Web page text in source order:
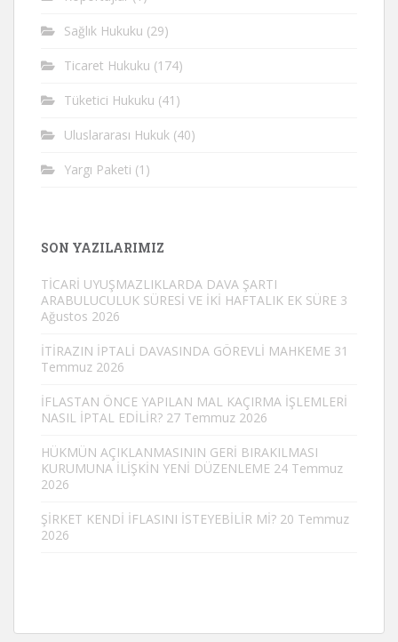
Sağlık Hukuku (29)
Ticaret Hukuku (174)
Tüketici Hukuku (41)
Uluslararası Hukuk (40)
Yargı Paketi (1)
SON YAZILARIMIZ
TİCARİ UYUŞMAZLIKLARDA DAVA ŞARTI
ARABULUCULUK SÜRESİ VE İKİ HAFTALIK EK SÜRE 3
Ağustos 2026
İTİRAZIN İPTALİ DAVASINDA GÖREVLİ MAHKEME 31
Temmuz 2026
İFLASTAN ÖNCE YAPILAN MAL KAÇIRMA İŞLEMLERİ
NASIL İPTAL EDİLİR? 27 Temmuz 2026
HÜKMÜN AÇIKLANMASININ GERİ BIRAKILMASI
KURUMUNA İLİŞKİN YENİ DÜZENLEME 24 Temmuz
2026
ŞİRKET KENDİ İFLASINI İSTEYEBİLİR Mİ? 20 Temmuz
2026